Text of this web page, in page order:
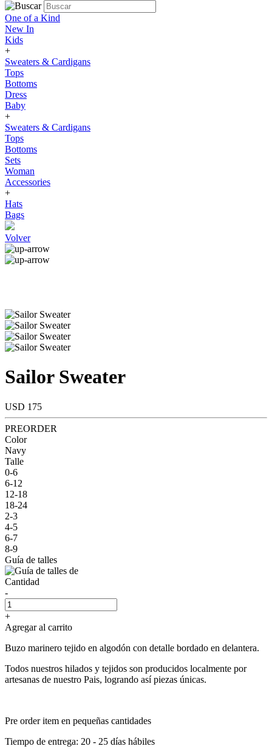
One of a Kind
New In
Kids
+
Sweaters & Cardigans
Tops
Bottoms
Dress
Baby
+
Sweaters & Cardigans
Tops
Bottoms
Sets
Woman
Accessories
+
Hats
Bags
Volver
Sailor Sweater
USD 175
PREORDER
Color
Navy
Talle
0-6
6-12
12-18
18-24
2-3
4-5
6-7
8-9
Guía de talles
Cantidad
-
+
Agregar al carrito
Buzo marinero tejido en algodón con detalle bordado en delantera.
Todos nuestros hilados y tejidos son producidos localmente por
artesanas de nuestro Pais, logrando así piezas únicas.
Pre order item en pequeñas cantidades
Tiempo de entrega: 20 - 25 días hábiles